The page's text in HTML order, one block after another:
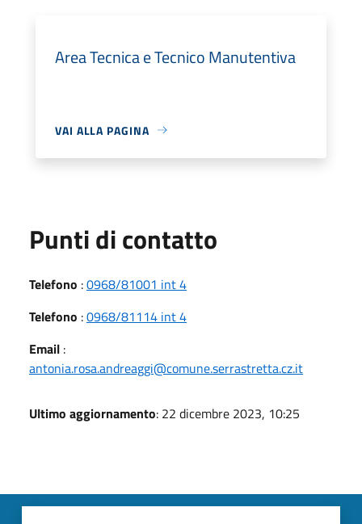
Area Tecnica e Tecnico Manutentiva
VAI ALLA PAGINA
Punti di contatto
Telefono :0968/81001 int 4
Telefono :0968/81114 int 4
Email :
antonia.rosa.andreaggi@comune.serrastretta.cz.it
Ultimo aggiornamento: 22 dicembre 2023, 10:25